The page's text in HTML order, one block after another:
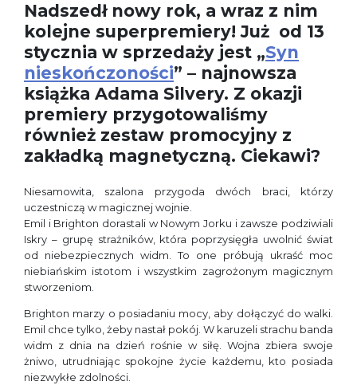
Nadszedł nowy rok, a wraz z nim
kolejne superpremiery! Już od 13
stycznia w sprzedaży jest „Syn
nieskończoności” – najnowsza
książka Adama Silvery. Z okazji
premiery przygotowaliśmy
również zestaw promocyjny z
zakładką magnetyczną. Ciekawi?
Niesamowita, szalona przygoda dwóch braci, którzy
uczestniczą w magicznej wojnie.
Emil i Brighton dorastali w Nowym Jorku i zawsze podziwiali
Iskry – grupę strażników, która poprzysięgła uwolnić świat
od niebezpiecznych widm. To one próbują ukraść moc
niebiańskim istotom i wszystkim zagrożonym magicznym
stworzeniom.
Brighton marzy o posiadaniu mocy, aby dołączyć do walki.
Emil chce tylko, żeby nastał pokój. W karuzeli strachu banda
widm z dnia na dzień rośnie w siłę. Wojna zbiera swoje
żniwo, utrudniając spokojne życie każdemu, kto posiada
niezwykłe zdolności.